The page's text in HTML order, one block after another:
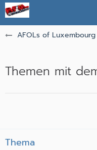
AFOLs of Luxembourg
Themen mit
Thema